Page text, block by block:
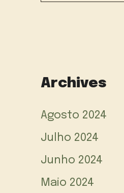
Archives
Agosto 2024
Julho 2024
Junho 2024
Maio 2024